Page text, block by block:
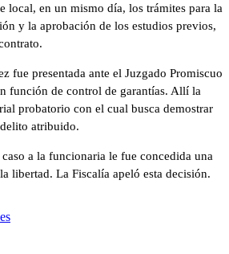
local, en un mismo día, los trámites para la
y la aprobación de los estudios previos,
fue presentada ante el Juzgado Promiscuo
función de control de garantías. Allí la
probatorio con el cual busca demostrar
atribuido.
a la funcionaria le fue concedida una
libertad. La Fiscalía apeló esta decisión.